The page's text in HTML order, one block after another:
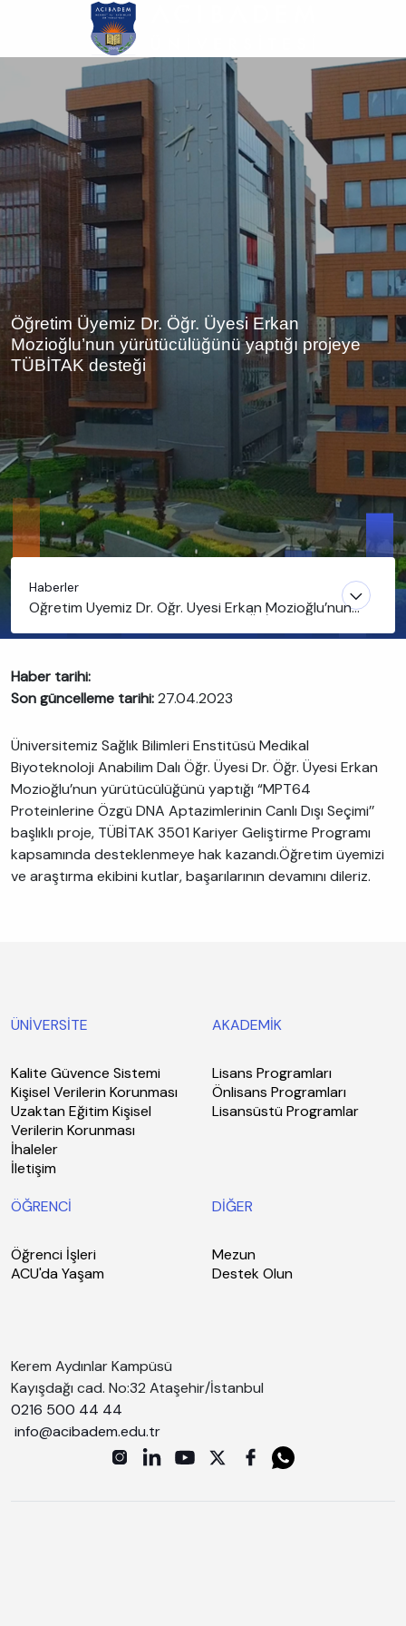
atla
Öğretim Üyemiz Dr. Öğr. Üyesi Erkan
Mozioğlu’nun yürütücülüğünü yaptığı projeye
TÜBİTAK desteği
Haberler
Öğretim Üyemiz Dr. Öğr. Üyesi Erkan Mozioğlu’nun
Haber tarihi:
Son güncelleme tarihi:27.04.2023
Üniversitemiz Sağlık Bilimleri Enstitüsü Medikal
Biyoteknoloji Anabilim Dalı Öğr. Üyesi Dr. Öğr. Üyesi Erkan
Mozioğlu’nun yürütücülüğünü yaptığı “MPT64
Proteinlerine Özgü DNA Aptazimlerinin Canlı Dışı Seçimi’’
başlıklı proje, TÜBİTAK 3501 Kariyer Geliştirme Programı
kapsamında desteklenmeye hak kazandı.Öğretim üyemizi
ve araştırma ekibini kutlar, başarılarının devamını dileriz.
ÜNİVERSİTE
Kalite Güvence Sistemi
Kişisel Verilerin Korunması
Uzaktan Eğitim Kişisel
Verilerin Korunması
İhaleler
İletişim
AKADEMİK
Lisans Programları
Önlisans Programları
Lisansüstü Programlar
ÖĞRENCİ
Öğrenci İşleri
ACU'da Yaşam
DİĞER
Mezun
Destek Olun
Kerem Aydınlar Kampüsü
Kayışdağı cad. No:32 Ataşehir/İstanbul
0216 500 44 44
info@acibadem.edu.tr